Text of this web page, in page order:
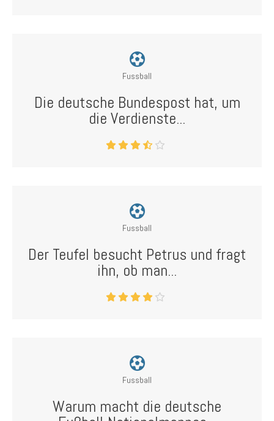
Fussball
Die deutsche Bundespost hat, um
die Verdienste...
Fussball
Der Teufel besucht Petrus und fragt
ihn, ob man...
Fussball
Warum macht die deutsche